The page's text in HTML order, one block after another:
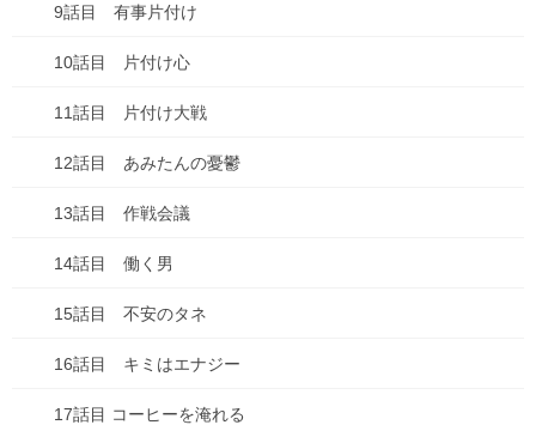
74 カエルの国 ４
オレ城
1話目 オレの城
9話目 有事片付け
10話目 片付け心
11話目 片付け大戦
12話目 あみたんの憂鬱
13話目 作戦会議
14話目 働く男
15話目 不安のタネ
16話目 キミはエナジー
17話目 コーヒーを淹れる